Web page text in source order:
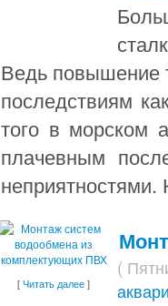
Ведь повышение
последствиям
того в морском
плачевным
неприятностями.
[Читать далее]
(